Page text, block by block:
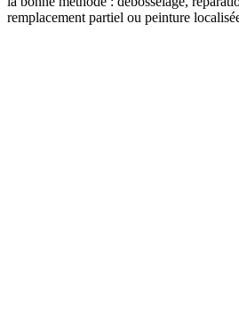
remplacement partiel ou peinture